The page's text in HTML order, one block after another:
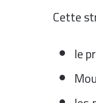
Cette
le